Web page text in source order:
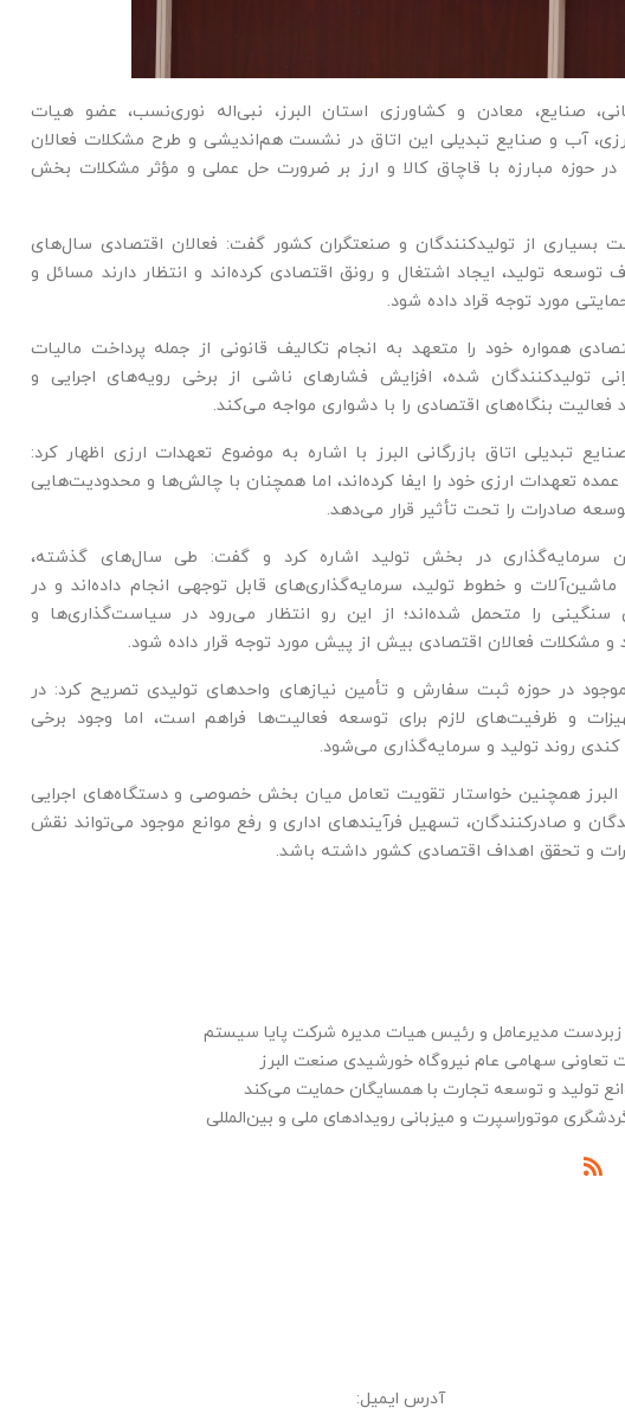
صنایع، معادن و کشاورزی استان البرز، نبی‌اله نوری‌نسب، عضو هیات
آب و صنایع تبدیلی این اتاق در نشست هم‌اندیشی و طرح مشکلات فعالان
حوزه مبارزه با قاچاق کالا و ارز بر ضرورت حل عملی و مؤثر مشکلات بخش
بسیاری از تولیدکنندگان و صنعتگران کشور گفت: فعالان اقتصادی سال‌های
تولید، ایجاد اشتغال و رونق اقتصادی کرده‌اند و انتظار دارند مسائل و
مورد توجه قراد داده شود.
همواره خود را متعهد به انجام تکالیف قانونی از جمله پرداخت مالیات
تولیدکنندگان شده، افزایش فشارهای ناشی از برخی رویه‌های اجرایی و
بنگاه‌های اقتصادی را با دشواری مواجه می‌کند.
تبدیلی اتاق بازرگانی البرز با اشاره به موضوع تعهدات ارزی اظهار کرد:
تعهدات ارزی خود را ایفا کرده‌اند، اما همچنان با چالش‌ها و محدودیت‌هایی
صادرات را تحت تأثیر قرار می‌دهد.
سرمایه‌گذاری در بخش تولید اشاره کرد و گفت: طی سال‌های گذشته،
ماشین‌آلات و خطوط تولید، سرمایه‌گذاری‌های قابل توجهی انجام داده‌اند و در
سنگینی را متحمل شده‌اند؛ از این رو انتظار می‌رود در سیاست‌گذاری‌ها و
و مشکلات فعالان اقتصادی بیش از پیش مورد توجه قرار داده شود.
در حوزه ثبت سفارش و تأمین نیازهای واحدهای تولیدی تصریح کرد: در
و ظرفیت‌های لازم برای توسعه فعالیت‌ها فراهم است، اما وجود برخی
روند تولید و سرمایه‌گذاری می‌شود.
البرز همچنین خواستار تقویت تعامل میان بخش خصوصی و دستگاه‌های اجرایی
و صادرکنندگان، تسهیل فرآیندهای اداری و رفع موانع موجود می‌تواند نقش
و تحقق اهداف اقتصادی کشور داشته باشد.
زبردست مدیرعامل و رئیس هیات مدیره شرکت پایا سیستم
سهامی عام نیروگاه خورشیدی صنعت البرز
تولید و توسعه تجارت با همسایگان حمایت می‌کند
موتوراسپرت و میزبانی رویدادهای ملی و بین‌المللی
آدرس ایمیل: